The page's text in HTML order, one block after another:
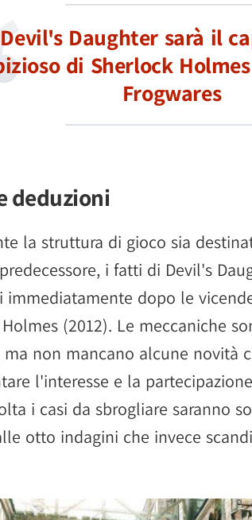
Devil's Daughter sarà il
di Sherlock
Frogwares
deduzioni
la struttura di gioco sia
i fatti di Devil's
immediatamente dopo le
(2012). Le meccaniche
ma non mancano alcune novità
l'interesse e la
i casi da sbrogliare saranno
otto indagini che invece